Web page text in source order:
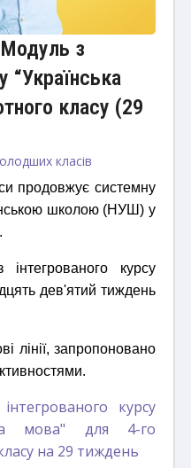
Модуль з
“Українська
класу (29
класів
продовжує системну
школою (НУШ) у
курсу
дев'ятий тиждень
лінії, запропоновано
курсу
мова" для 4-го
на 29 тиждень